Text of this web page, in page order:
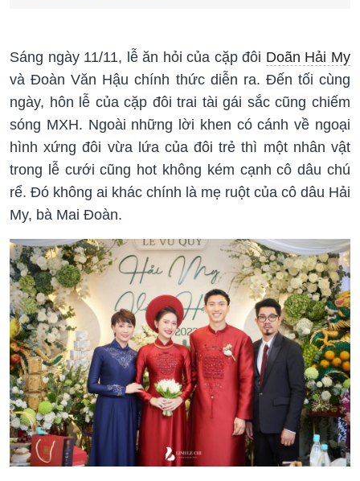
Sáng ngày 11/11, lễ ăn hỏi của cặp đôi Doãn Hải My
và Đoàn Văn Hậu chính thức diễn ra. Đến tối cùng
ngày, hôn lễ của cặp đôi trai tài gái sắc cũng chiếm
sóng MXH. Ngoài những lời khen có cánh về ngoại
hình xứng đôi vừa lứa của đôi trẻ thì một nhân vật
trong lễ cưới cũng hot không kém cạnh cô dâu chú
rể. Đó không ai khác chính là mẹ ruột của cô dâu Hải
My, bà Mai Đoàn.